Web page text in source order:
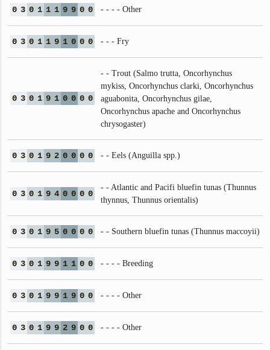
0 3 0 1 1 1 9 9 0 0 - - - - Other
0 3 0 1 1 9 1 0 0 0 - - - Fry
0 3 0 1 9 1 0 0 0 0
- - Trout (Salmo trutta, Oncorhynchus
mykiss, Oncorhynchus clarki, Oncorhynchus
aguabonita, Oncorhynchus gilae,
Oncorhynchus apache and Oncorhynchus
chrysogaster)
0 3 0 1 9 2 0 0 0 0 - - Eels (Anguilla spp.)
0 3 0 1 9 4 0 0 0 0
- - Atlantic and Pacifi bluefin tunas (Thunnus
thynnus, Thunnus orientalis)
0 3 0 1 9 5 0 0 0 0 - - Southern bluefin tunas (Thunnus maccoyii)
0 3 0 1 9 9 1 1 0 0 - - - - Breeding
0 3 0 1 9 9 1 9 0 0 - - - - Other
0 3 0 1 9 9 2 9 0 0 - - - - Other